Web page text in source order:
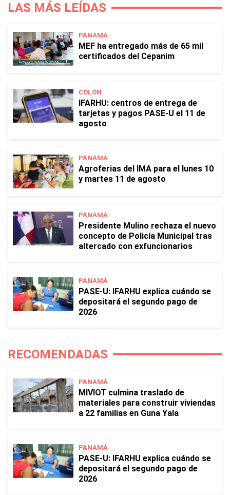
LAS MÁS LEÍDAS
PANAMÁ
MEF ha entregado más de 65 mil
certificados del Cepanim
COLÓN
IFARHU: centros de entrega de
tarjetas y pagos PASE-U el 11 de
agosto
PANAMÁ
Agroferias del IMA para el lunes 10
y martes 11 de agosto
PANAMÁ
Presidente Mulino rechaza el nuevo
concepto de Policía Municipal tras
altercado con exfuncionarios
PANAMÁ
PASE-U: IFARHU explica cuándo se
depositará el segundo pago de
2026
RECOMENDADAS
PANAMÁ
MIVIOT culmina traslado de
materiales para construir viviendas
a 22 familias en Guna Yala
PANAMÁ
PASE-U: IFARHU explica cuándo se
depositará el segundo pago de
2026